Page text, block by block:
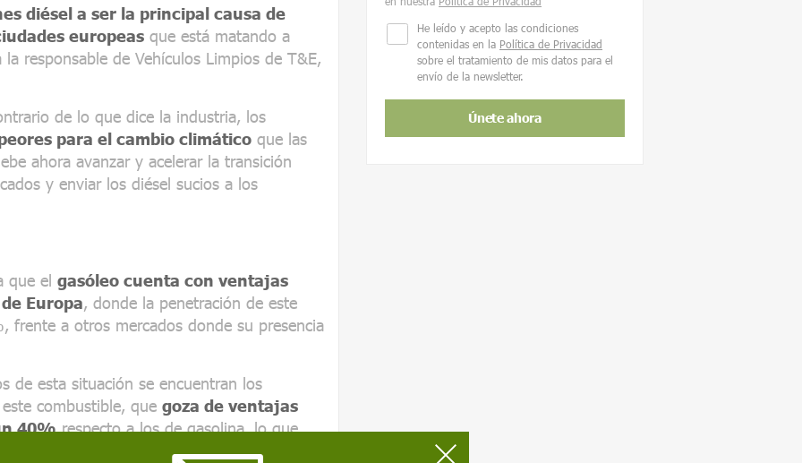
diésel a ser la principal causa de
europeas que está matando a
responsable de Vehículos Limpios de T&E,
de lo que dice la industria, los
para el cambio climático que las
ahora avanzar y acelerar la transición
y enviar los diésel sucios a los
que el gasóleo cuenta con ventajas
Europa, donde la penetración de este
frente a otros mercados donde su presencia
de esta situación se encuentran los
combustible, que goza de ventajas
40%respecto a los de gasolina, lo que
en recaudación fiscal de 32.000 millones
He leído y acepto las condiciones
contenidas en la Política de Privacidad
sobre el tratamiento de mis datos para el
envío de la newsletter.